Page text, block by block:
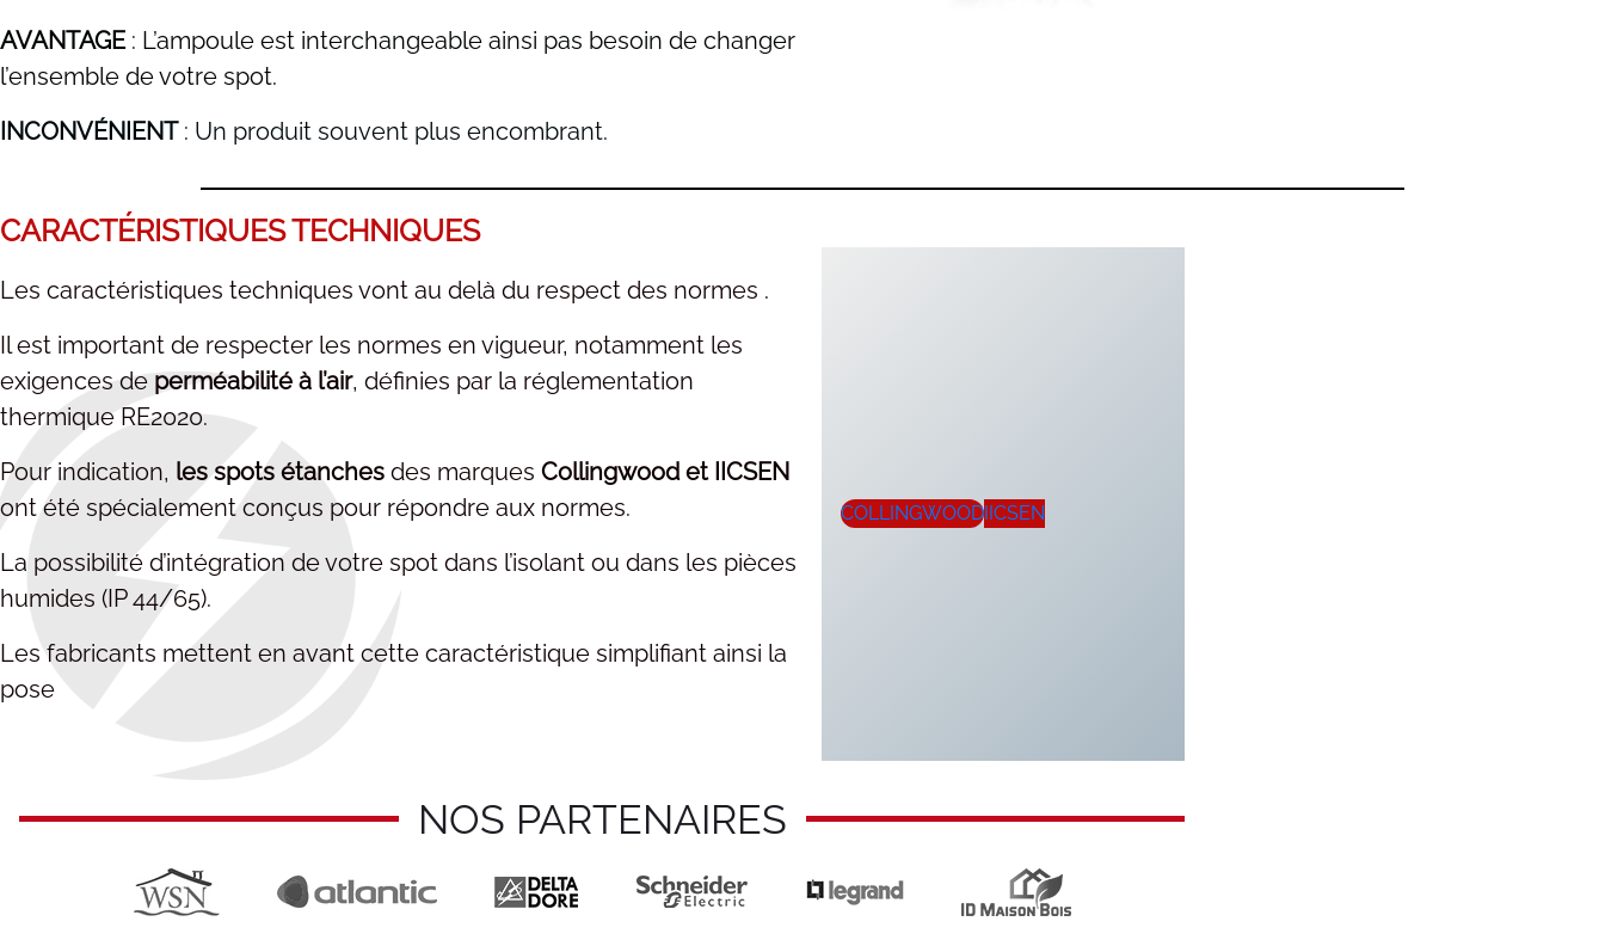
AVANTAGE: L’ampoule est interchangeable ainsi pas besoin de changer
l’ensemble de votre spot.
INCONVÉNIENT: Un produit souvent plus encombrant.
CARACTÉRISTIQUES TECHNIQUES
Les caractéristiques techniques vont au delà du respect des normes .
Il est important de respecter les normes en vigueur, notamment les
exigences de perméabilité à l’air, définies par la réglementation
thermique RE2020.
Pour indication, les spots étanches des marques Collingwood et IICSEN
ont été spécialement conçus pour répondre aux normes.
La possibilité d’intégration de votre spot dans l’isolant ou dans les pièces
humides (IP 44/65).
Les fabricants mettent en avant cette caractéristique simplifiant ainsi la
pose
COLLINGWOODIICSEN
NOS PARTENAIRES